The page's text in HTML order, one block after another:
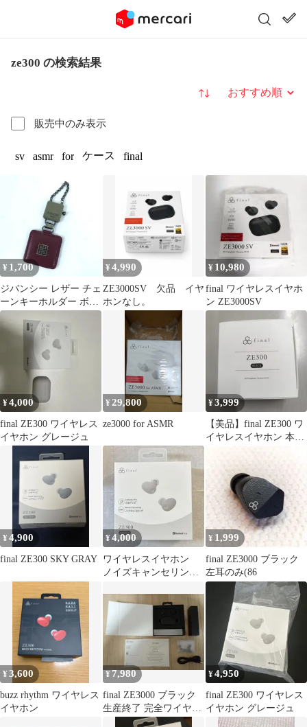
ze300 の検索結果
販売中のみ表示
並び替え
sv asmr for ケース final
¥ 1,700
ジバンシー レザー チェ
ーンキーホルダー ボル
ドー
¥4,990
ZE3000SV 欠品 イヤ
ホンなし。
¥ 10,980
final ワイヤレスイヤホ
ン ZE3000SV
¥4,000
final ZE300 ワイヤレス
イヤホン グレージュ
¥ 29,800
ze3000 for ASMR
¥3,999
【美品】final ZE300 ワ
イヤレスイヤホン 本体
¥4,900
final ZE300 SKY GRAY
¥4,000
ワイヤレスイヤホン
ノイズキャンセリン
箱付き
¥ 1,999
final ZE3000 ブラック
左耳のみ(86
¥3,600
buzz rhythm ワイヤレス
イヤホン
¥7,980
final ZE3000 ブラック
生産終了 完全ワイヤレ
スイヤホン
¥4,950
final ZE300 ワイヤレス
イヤホン グレージュ